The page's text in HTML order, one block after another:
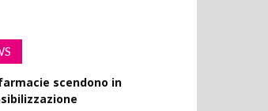
scendono in